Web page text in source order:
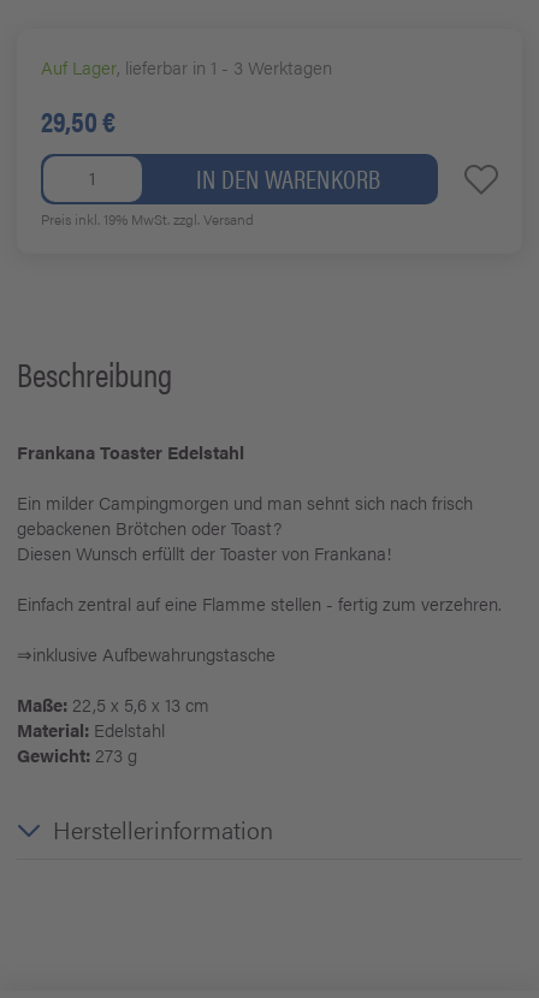
Auf Lager, lieferbar in 1 - 3 Werktagen
29,50 €
IN DEN WARENKORB
Preis inkl. 19% MwSt.zzgl. Versand
Beschreibung
Frankana Toaster Edelstahl
Ein milder Campingmorgen und man sehnt sich nach frisch
gebackenen Brötchen oder Toast?
Diesen Wunsch erfüllt der Toaster von Frankana!
Einfach zentral auf eine Flamme stellen - fertig zum verzehren.
⇒inklusive Aufbewahrungstasche
Maße: 22,5 x 5,6 x 13 cm
Material: Edelstahl
Gewicht: 273 g
Herstellerinformation